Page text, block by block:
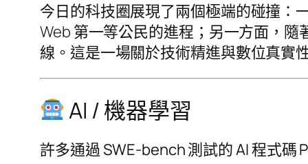
今日的科技圈展現了兩個極端的碰撞：
Web 第一等公民的進程；另一方面，
線。這是一場關於技術精進與數位真實
AI / 機器學習
許多通過 SWE-bench 測試的 AI 程式碼